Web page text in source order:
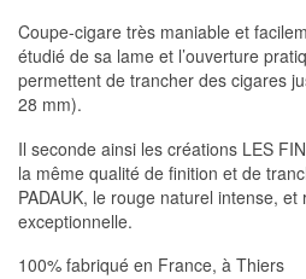
Coupe-cigare très maniable et
étudié de sa lame et l’ouverture
permettent de trancher des cigares
28 mm).
Il seconde ainsi les créations LES
la même qualité de finition et de
PADAUK, le rouge naturel intense,
exceptionnelle.
100% fabriqué en France, à Thiers